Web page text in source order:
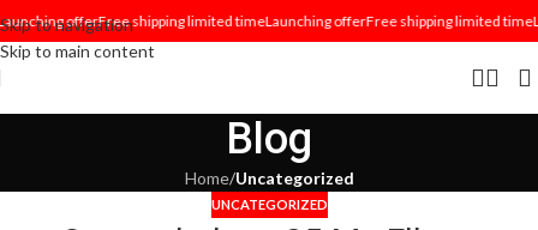
Skip to navigation
Skip to main content
offerFree shipping limited timeLaunching offerFree shipping limited time
Blog
Home/Uncategorized
UNCATEGORIZED